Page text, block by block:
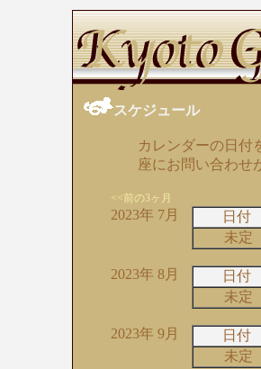
スケジュール
カレンダーの日付
座にお問い合わせ
<<前の3ヶ月
2023年 7月 日付
未定
2023年 8月 日付
未定
2023年 9月 日付
未定